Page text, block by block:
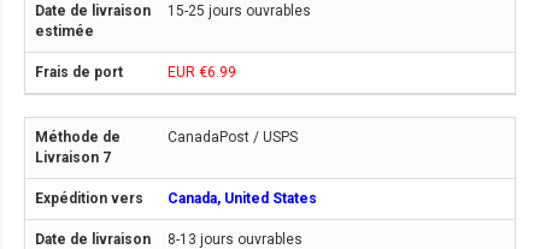
15-25 jours ouvrables
EUR €6.99
CanadaPost / USPS
Canada, United States
8-13 jours ouvrables